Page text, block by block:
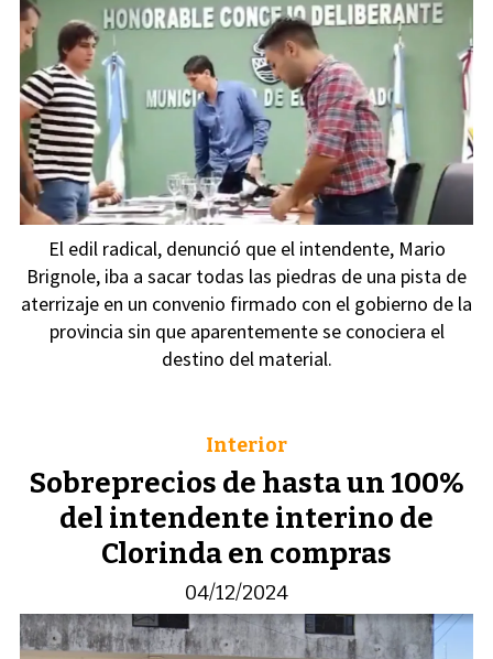
El edil radical, denunció que el intendente, Mario
Brignole, iba a sacar todas las piedras de una pista de
aterrizaje en un convenio firmado con el gobierno de la
provincia sin que aparentemente se conociera el
destino del material.
Sobreprecios de hasta un 100%
del intendente interino de
Clorinda en compras
Interior
04/12/2024